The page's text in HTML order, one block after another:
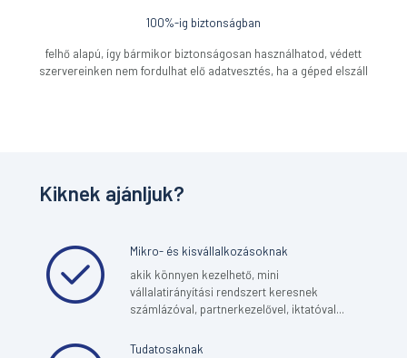
100%-ig biztonságban
felhő alapú, így bármikor biztonságosan használhatod, védett
szervereinken nem fordulhat elő adatvesztés, ha a géped elszáll
Kiknek ajánljuk?
Mikro- és kisvállalkozásoknak
akik könnyen kezelhető, mini
vállalatirányítási rendszert keresnek
számlázóval, partnerkezelővel, iktatóval...
Tudatosaknak